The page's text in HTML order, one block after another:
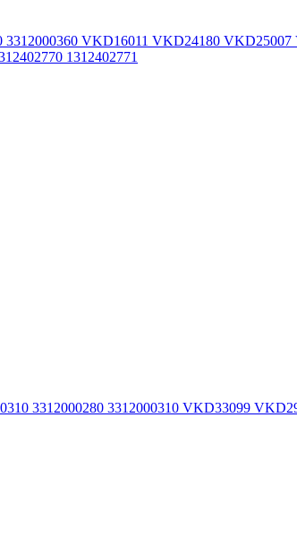
3312000360 VKD16011 VKD24180
1312402771
3312000280 3312000310 VKD33099